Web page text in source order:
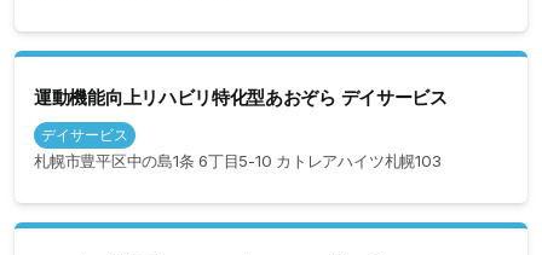
運動機能向上リハビリ特化型あおぞら デイサービス
デイサービス
札幌市豊平区中の島1条 6丁目5-10 カトレアハイツ札幌103